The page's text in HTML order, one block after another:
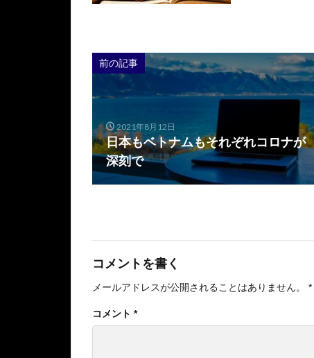
前の記事
2021年8月12日
日本もベトナムもそれぞれコロナが
深刻で
コメントを書く
メールアドレスが公開されることはありません。 *
コメント *